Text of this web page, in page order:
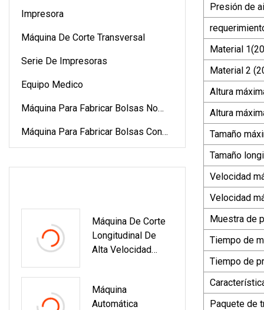
Impresora
Máquina De Corte Transversal
Serie De Impresoras
Equipo Medico
Máquina Para Fabricar Bolsas No
Máquina Para Fabricar Bolsas Con
Cordón
Máquina De Corte
Longitudinal De
Alta Velocidad
C1300)
Máquina
Automática
Presión de
Material
Material 2
Altura
Altura
Tamaño
Tamaño
Velocidad
Velocidad
Muestra de
Tiempo de
Tiempo de
Paquete de